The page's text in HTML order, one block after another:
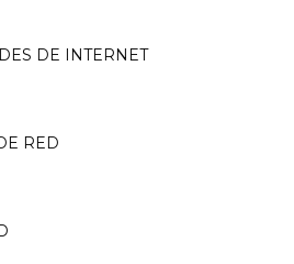
DE INTERNET
RED